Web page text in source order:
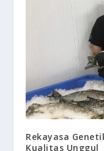
Rekayasa
Kualitas Unggul